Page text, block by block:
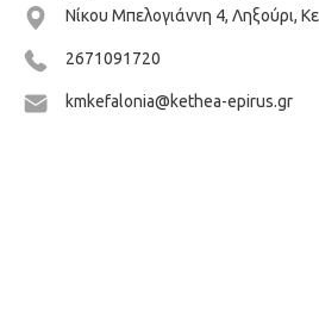
Νίκου Μπελογιάννη 4, Ληξούρι,
2671091720
kmkefalonia@kethea-epirus.gr